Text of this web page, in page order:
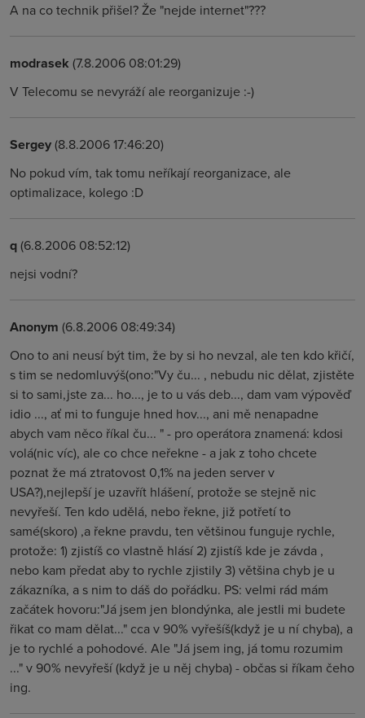
A na co technik přišel? Že "nejde internet"???
modrasek (7.8.2006 08:01:29)
V Telecomu se nevyráží ale reorganizuje :-)
Sergey(8.8.2006 17:46:20)
No pokud vím, tak tomu neříkají reorganizace, ale
optimalizace, kolego :D
q(6.8.2006 08:52:12)
nejsi vodní?
Anonym (6.8.2006 08:49:34)
Ono to ani neusí být tim, že by si ho nevzal, ale ten kdo křičí,
s tim se nedomluvýš(ono:"Vy ču... , nebudu nic dělat, zjistěte
si to sami,jste za... ho..., je to u vás deb..., dam vam výpověď
idio ..., ať mi to funguje hned hov..., ani mě nenapadne
abych vam něco říkal ču... " - pro operátora znamená: kdosi
volá(nic víc), ale co chce neřekne - a jak z toho chcete
poznat že má ztratovost 0,1% na jeden server v
USA?),nejlepší je uzavřít hlášení, protože se stejně nic
nevyřeší. Ten kdo udělá, nebo řekne, již potřetí to
samé(skoro) ,a řekne pravdu, ten většinou funguje rychle,
protože: 1) zjistíš co vlastně hlásí 2) zjistíš kde je závda ,
nebo kam předat aby to rychle zjistily 3) většina chyb je u
zákazníka, a s nim to dáš do pořádku. PS: velmi rád mám
začátek hovoru:"Já jsem jen blondýnka, ale jestli mi budete
řikat co mam dělat..." cca v 90% vyřešíš(když je u ní chyba), a
je to rychlé a pohodové. Ale "Já jsem ing, já tomu rozumim
..." v 90% nevyřeší (když je u něj chyba) - občas si říkam čeho
ing.